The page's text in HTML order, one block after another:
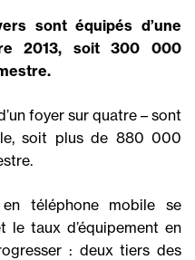
sont équipés d’une
2013, soit 300 000
foyer sur quatre – sont
soit plus de 880 000
en téléphone mobile se
le taux d’équipement en
: deux tiers des